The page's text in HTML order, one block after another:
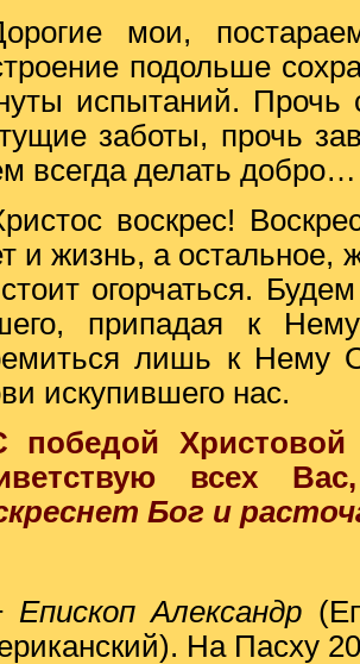
мои,
подольше
испытаний. Прочь
заботы, прочь
всегда делать добро…
воскрес!
и жизнь, а остальное,
огорчаться.
припадая к
лишь к Нему
искупившего нас.
победой
всех
Бог и
Епископ Александр
На Пасху